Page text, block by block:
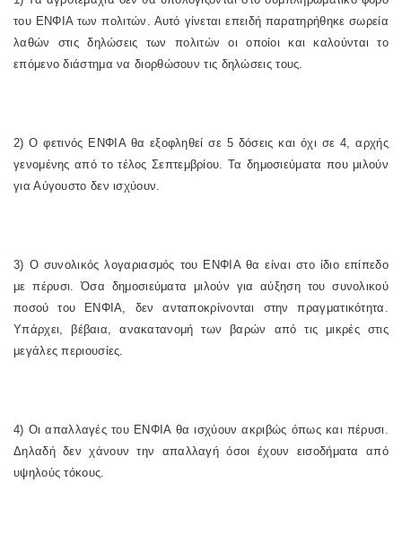
του ΕΝΦΙΑ των πολιτών. Αυτό γίνεται επειδή παρατηρήθηκε σωρεία
λαθών στις δηλώσεις των πολιτών οι οποίοι και καλούνται το
επόμενο διάστημα να διορθώσουν τις δηλώσεις τους.
2) Ο φετινός ΕΝΦΙΑ θα εξοφληθεί σε 5 δόσεις και όχι σε 4, αρχής
γενομένης από το τέλος Σεπτεμβρίου. Τα δημοσιεύματα που μιλούν
για Αύγουστο δεν ισχύουν.
3) Ο συνολικός λογαριασμός του ΕΝΦΙΑ θα είναι στο ίδιο επίπεδο
με πέρυσι. Όσα δημοσιεύματα μιλούν για αύξηση του συνολικού
ποσού του ΕΝΦΙΑ, δεν ανταποκρίνονται στην πραγματικότητα.
Υπάρχει, βέβαια, ανακατανομή των βαρών από τις μικρές στις
μεγάλες περιουσίες.
4) Οι απαλλαγές του ΕΝΦΙΑ θα ισχύουν ακριβώς όπως και πέρυσι.
Δηλαδή δεν χάνουν την απαλλαγή όσοι έχουν εισοδήματα από
υψηλούς τόκους.